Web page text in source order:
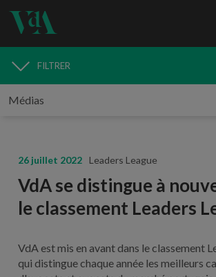
MÉDIAS
FILTRER
26 juillet 2022 Leaders League
VdA se distingue à
le classement Leaders
VdA est mis en avant dans le classement
qui distingue chaque année les meilleurs